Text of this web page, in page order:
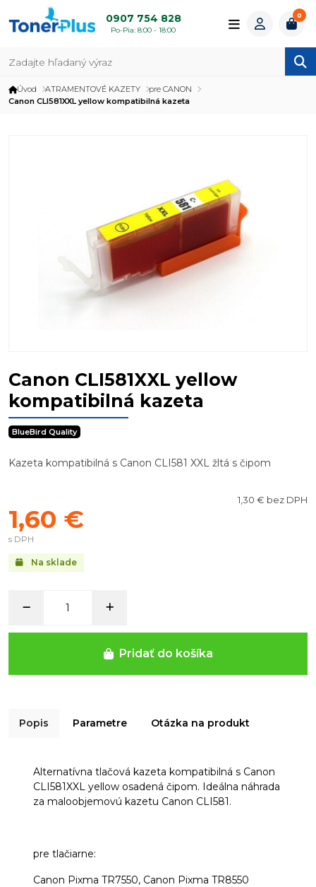
0907 754 828
Po-Pia: 8:00 - 18:00
0
Úvod ATRAMENTOVÉ KAZETY
pre CANON
Canon CLI581XXL yellow kompatibilná kazeta
Canon CLI581XXL yellow
kompatibilná kazeta
BlueBird Quality
Kazeta kompatibilná s Canon CLI581 XXL žltá s čipom
Na sklade
1,30 € bez DPH
1,60 €
s DPH
Pridať do košíka
Popis Parametre Otázka na produkt
Alternatívna tlačová kazeta kompatibilná s Canon
CLI581XXL yellow osadená čipom. Ideálna náhrada
za maloobjemovú kazetu Canon CLI581.
pre tlačiarne:
Canon Pixma TR7550, Canon Pixma TR8550